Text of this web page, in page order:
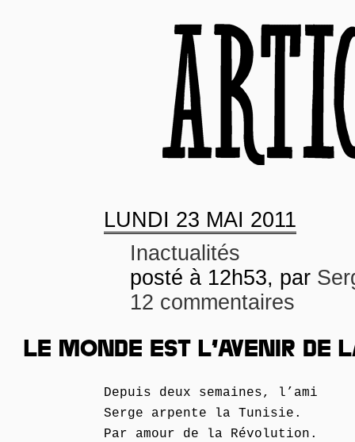
LUNDI 23 MAI 2011
Inactualités
posté à 12h53, par
12 commentaires
LE MONDE EST L’AVENIR DE
Depuis deux semaines, l’ami
Serge arpente la Tunisie.
Par amour de la Révolution.